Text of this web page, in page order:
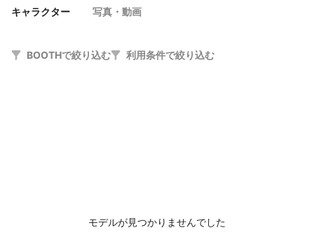
キャラクター 写真・動画
BOOTHで絞り込む 利用条件で絞り込む
モデルが見つかりませんでした